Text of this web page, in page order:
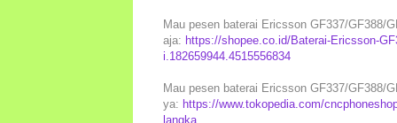
Mau pesen baterai Ericsson GF337/GF388/
aja: https://shopee.co.id/Baterai-Ericsson-
i.182659944.4515556834
Mau pesen baterai Ericsson GF337/GF388/
ya: https://www.tokopedia.com/
langka